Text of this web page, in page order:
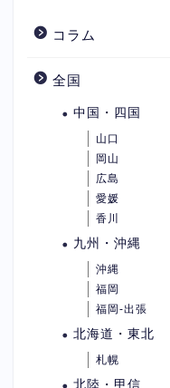
コラム
全国
中国・四国
山口
岡山
広島
愛媛
香川
九州・沖縄
沖縄
福岡
福岡-出張
北海道・東北
札幌
北陸・甲信